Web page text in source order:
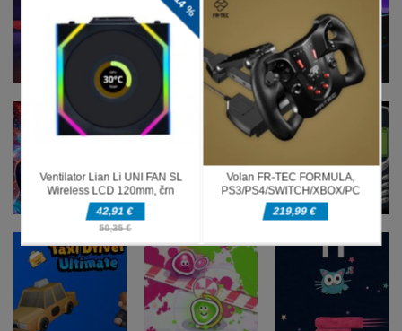
Arkadne igre
Adventures
Arkadne igre
Monster
Arkadne igre
showdown
Arkadne igre
Stickboy War
Arkadne igre
The Greedy
Crow
Arkadne igre
Nokia 3310